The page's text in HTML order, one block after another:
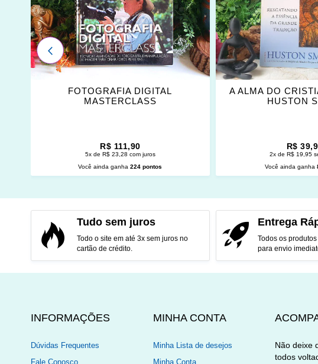
FAVORITOS
FOTOGRAFIA DIGITAL
MASTERCLASS
R$ 111,90
5x de R$ 23,28 com juros
Você ainda ganha224 pontos
FAVORITOS
A ALMA DO
HUSTON
R$
2x de R$ 19,95
Você ainda ganha
ANTERIOR
Tudo sem juros
Todo o site em até 3x sem juros no
cartão de crédito.
Entrega
Todos os
para envio
INFORMAÇÕES
Dúvidas Frequentes
Fale Conosco
MINHA CONTA
Minha Lista de desejos
Minha Conta
Não deixe
todos